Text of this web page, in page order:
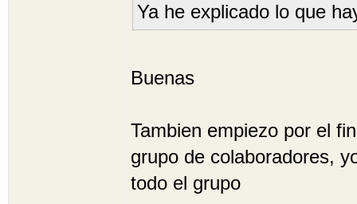
Ya he explicado lo que
Buenas
Tambien empiezo por el
grupo de colaboradores,
todo el grupo